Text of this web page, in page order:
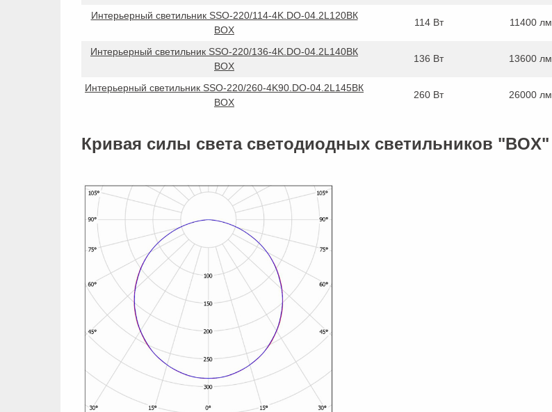
Интерьерный светильник SSO-220/114-4K.DO-04.2L120ВК
BOX
114 Вт 11400 лм
Интерьерный светильник SSO-220/136-4K.DO-04.2L140ВК
BOX
136 Вт 13600 лм
Интерьерный светильник SSO-220/260-4K90.DO-04.2L145ВК
BOX
260 Вт 26000 лм
Кривая силы света светодиодных светильников "BOX"